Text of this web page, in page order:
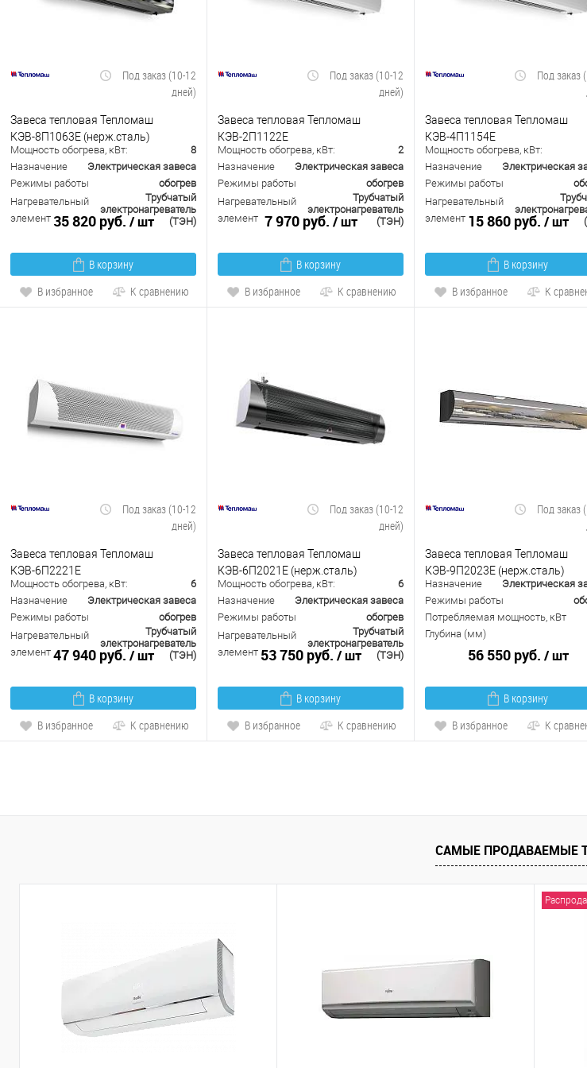
Под заказ (10-12
дней)
Завеса тепловая Тепломаш
КЭВ-8П1063Е (нерж.сталь)
Мощность обогрева, кВт:
8
Назначение
Электрическая завеса
Режимы работы
обогрев
Нагревательный
элемент
Трубчатый
электронагреватель
(ТЭН)
35 820 руб./ шт
В корзину
В избранное
К сравнению
Под заказ (10-12
дней)
Завеса тепловая Тепломаш
КЭВ-2П1122Е
Мощность обогрева, кВт:
2
Назначение
Электрическая завеса
Режимы работы
обогрев
Нагревательный
элемент
Трубчатый
электронагреватель
(ТЭН)
7 970 руб. / шт
В корзину
В избранное
К сравнению
Под заказ
Завеса тепловая Тепломаш
КЭВ-4П1154Е
Мощность обогрева, кВт:
Назначение
Электрическая
Режимы работы
Нагревательный
элемент 15 860 руб./ шт
В корзину
В избранное
К
Под заказ (10-12
дней)
Завеса тепловая Тепломаш
КЭВ-6П2221Е
Мощность обогрева, кВт:
6
Назначение
Электрическая завеса
Режимы работы
обогрев
Нагревательный
элемент
Трубчатый
электронагреватель
(ТЭН)
47 940 руб./ шт
В корзину
В избранное
К сравнению
Под заказ (10-12
дней)
Завеса тепловая Тепломаш
КЭВ-6П2021Е (нерж.сталь)
Мощность обогрева, кВт:
6
Назначение
Электрическая завеса
Режимы работы
обогрев
Нагревательный
элемент
Трубчатый
электронагреватель
(ТЭН)
53 750 руб./ шт
В корзину
В избранное
К сравнению
Под заказ
Завеса тепловая Тепломаш
КЭВ-9П2023Е (нерж.сталь)
Назначение
Электрическая
Режимы работы
Потребляемая мощность, кВт
Глубина (мм)
56 550 руб. / шт
В корзину
В избранное
К
САМЫЕ ПРОДАВАЕМЫЕ